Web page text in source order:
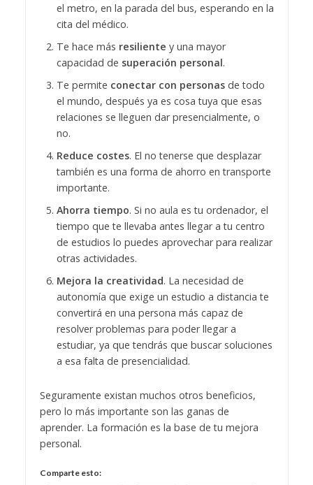
el metro, en la parada del bus, esperando en la
cita del médico.
Te hace más resiliente y una mayor
capacidad de superación personal.
Te permite conectar con personasde todo
el mundo, después ya es cosa tuya que esas
relaciones se lleguen dar presencialmente, o
no.
Reduce costes. El no tenerse que desplazar
también es una forma de ahorro en transporte
importante.
Ahorra tiempo. Si no aula es tu ordenador, el
tiempo que te llevaba antes llegar a tu centro
de estudios lo puedes aprovechar para realizar
otras actividades.
Mejora la creatividad. La necesidad de
autonomía que exige un estudio a distancia te
convertirá en una persona más capaz de
resolver problemas para poder llegar a
estudiar, ya que tendrás que buscar soluciones
a esa falta de presencialidad.
Seguramente existan muchos otros beneficios,
pero lo más importante son las ganas de
aprender. La formación es la base de tu mejora
personal.
Comparte esto: